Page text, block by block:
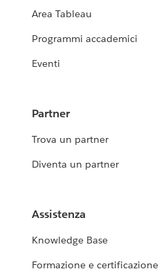
Area Tableau
Programmi accademici
Eventi
Partner
Trova un partner
Diventa un partner
Assistenza
Knowledge Base
Formazione e certificazione